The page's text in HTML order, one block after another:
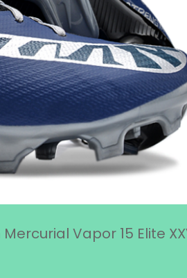
Mercurial Vapor 15 Elite